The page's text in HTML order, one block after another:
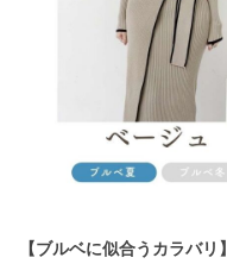
【ブルベに似合うカラバリ】